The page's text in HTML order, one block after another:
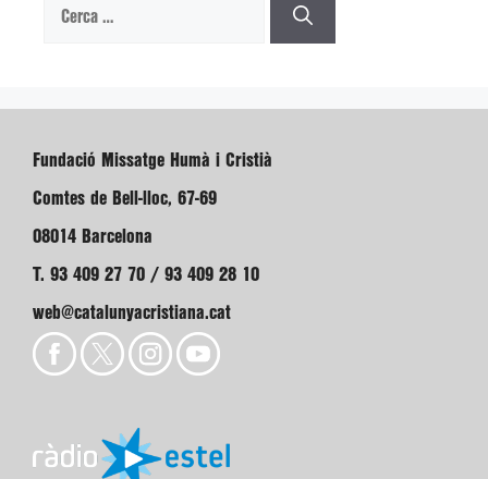
Cerca:
Fundació Missatge Humà i Cristià
Comtes de Bell-lloc, 67-69
08014 Barcelona
T. 93 409 27 70 / 93 409 28 10
web@catalunyacristiana.cat